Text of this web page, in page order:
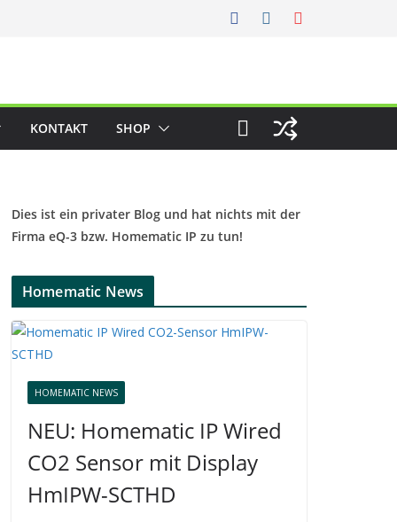
KONTAKT SHOP
Dies ist ein privater Blog und hat nichts mit der
Firma eQ-3 bzw. Homematic IP zu tun!
Homematic News
HOMEMATIC NEWS
NEU: Homematic IP Wired
CO2 Sensor mit Display
HmIPW-SCTHD